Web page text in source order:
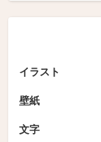
イラスト
壁紙
文字